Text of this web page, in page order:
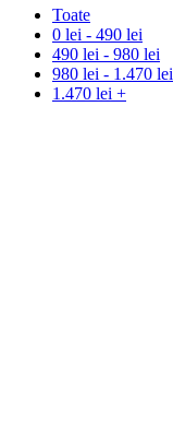
Toate
0 lei - 490 lei
490 lei - 980 lei
980 lei - 1.470 lei
1.470 lei +